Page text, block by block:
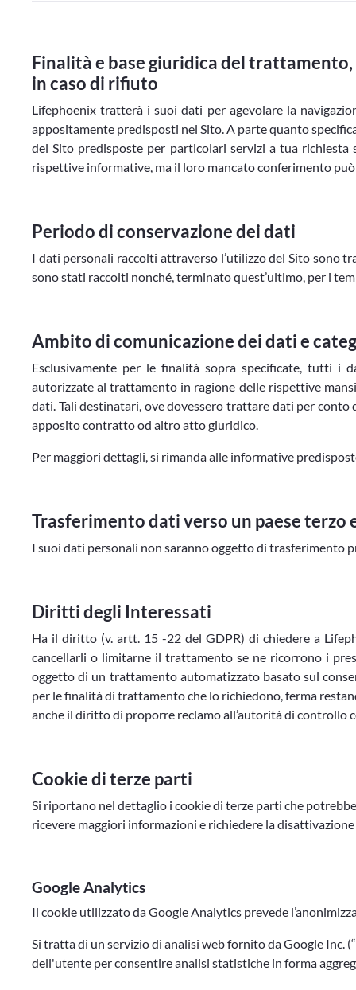
Finalità e base giuridica del
in caso di rifiuto
Lifephoenix tratterà i suoi dati per agevolare la
appositamente predisposti nel Sito. A parte quanto
del Sito predisposte per particolari servizi a tua
rispettive informative, ma il loro mancato conferimento
Periodo di conservazione dei dati
I dati personali raccolti attraverso l’utilizzo del Sito sono
sono stati raccolti nonché, terminato quest’ultimo, per i
Ambito di comunicazione dei dati e
Esclusivamente per le finalità sopra specificate, tutti i
autorizzate al trattamento in ragione delle rispettive
dati. Tali destinatari, ove dovessero trattare dati per
apposito contratto od altro atto giuridico.
Per maggiori dettagli, si rimanda alle informative
Trasferimento dati verso un paese
I suoi dati personali non saranno oggetto di trasferimento
Diritti degli Interessati
Ha il diritto (v. artt. 15 -22 del GDPR) di chiedere a
cancellarli o limitarne il trattamento se ne ricorrono i
oggetto di un trattamento automatizzato basato sul
per le finalità di trattamento che lo richiedono, ferma
anche il diritto di proporre reclamo all’autorità di controllo
Cookie di terze parti
Si riportano nel dettaglio i cookie di terze parti che
ricevere maggiori informazioni e richiedere la
Google Analytics
Il cookie utilizzato da Google Analytics prevede
Si tratta di un servizio di analisi web fornito da Google Inc.
dell'utente per consentire analisi statistiche in forma